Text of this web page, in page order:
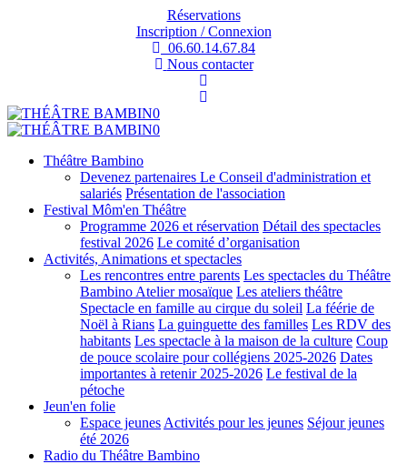
Réservations
Inscription / Connexion
06.60.14.67.84
Nous contacter
Théâtre Bambino
Devenez partenaires Le Conseil d'administration et
salariés Présentation de l'association
Festival Môm'en Théâtre
Programme 2026 et réservation Détail des spectacles
festival 2026 Le comité d’organisation
Activités, Animations et spectacles
Les rencontres entre parents Les spectacles du Théâtre
Bambino Atelier mosaïque Les ateliers théâtre
Spectacle en famille au cirque du soleil La féérie de
Noël à Rians La guinguette des familles Les RDV des
habitants Les spectacle à la maison de la culture Coup
de pouce scolaire pour collégiens 2025-2026 Dates
importantes à retenir 2025-2026 Le festival de la
pétoche
Jeun'en folie
Espace jeunes Activités pour les jeunes Séjour jeunes
été 2026
Radio du Théâtre Bambino